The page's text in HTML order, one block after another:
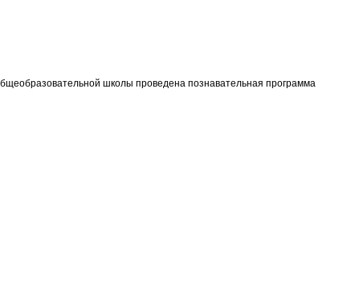
школы проведена познавательная программа